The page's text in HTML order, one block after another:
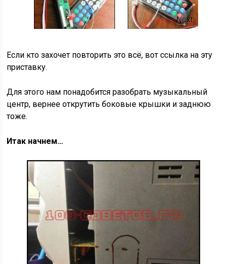
Next
Если кто захочет повторить это всё, вот ссылка на эту
приставку.
Для этого нам понадобится разобрать музыкальный
центр, вернее открутить боковые крышки и заднюю
тоже.
Итак начнем…